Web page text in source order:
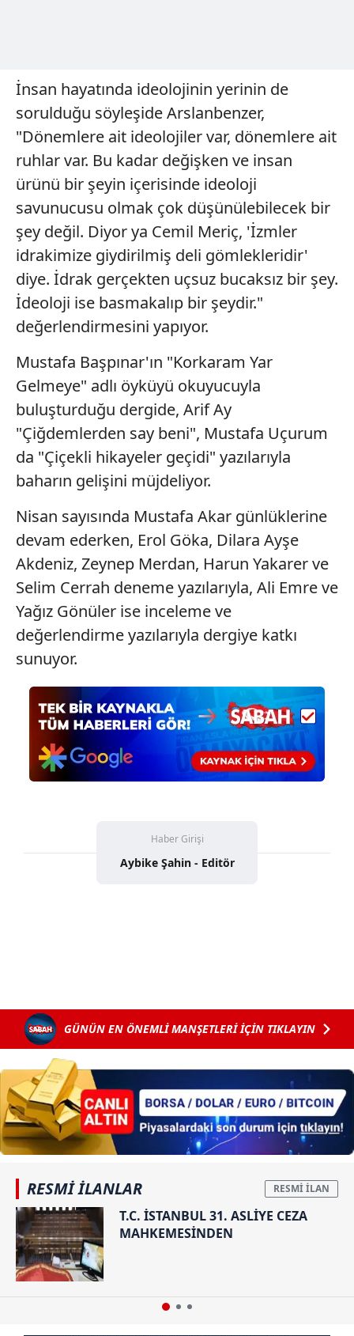
Çerezlere ilişkin tercihlerinizi aşağıda yer alan panel
vasıtasıyla belirleyebilirsiniz. Çerezlere ilişkin detaylı bilgi
için Ayarlar butonuna tıklayabilir,Çerez Bilgilendirme
Metnimizi ziyaret edebilirsiniz.
6698 sayılı Kişisel Verilerin Korunması Kanunu uyarınca
hazırlanmış Aydınlatma Metnimizi okumak ve sitemizde
ilgili mevzuata uygun olarak kullanılan çerezlerle ilgili bilgi
almak için lütfentıklayınız.
İnsan hayatında ideolojinin yerinin de
sorulduğu söyleşide Arslanbenzer,
"Dönemlere ait ideolojiler var, dönemlere ait
ruhlar var. Bu kadar değişken ve insan
ürünü bir şeyin içerisinde ideoloji
savunucusu olmak çok düşünülebilecek bir
şey değil. Diyor ya Cemil Meriç, 'İzmler
idrakimize giydirilmiş deli gömlekleridir'
diye. İdrak gerçekten uçsuz bucaksız bir şey.
İdeoloji ise basmakalıp bir şeydir."
değerlendirmesini yapıyor.
Mustafa Başpınar'ın "Korkaram Yar
Gelmeye" adlı öyküyü okuyucuyla
buluşturduğu dergide, Arif Ay
"Çiğdemlerden say beni", Mustafa Uçurum
da "Çiçekli hikayeler geçidi" yazılarıyla
baharın gelişini müjdeliyor.
Nisan sayısında Mustafa Akar günlüklerine
devam ederken, Erol Göka, Dilara Ayşe
Akdeniz, Zeynep Merdan, Harun Yakarer ve
Selim Cerrah deneme yazılarıyla, Ali Emre ve
Yağız Gönüler ise inceleme ve
değerlendirme yazılarıyla dergiye katkı
sunuyor.
Haber Girişi
Aybike Şahin - Editör
GÜNÜN EN ÖNEMLİ MANŞETLERİ İÇİN TIKLAYIN
RESMİ İLANLAR
T.C. İSTANBUL 31. ASLİYE CEZA
MAHKEMESİNDEN